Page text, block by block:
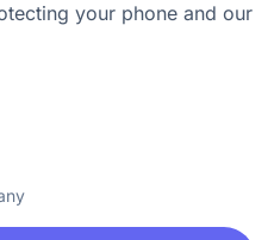
your phone and our